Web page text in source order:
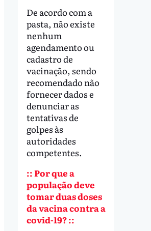
De acordo com a
pasta, não existe
nenhum
agendamento ou
cadastro de
vacinação, sendo
recomendado não
fornecer dados e
denunciar as
tentativas de
golpes às
autoridades
competentes.
:: Por que a
população deve
tomar duas doses
da vacina contra a
covid-19? ::